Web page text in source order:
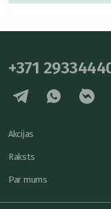
+371
Akcijas
Raksts
Par mums